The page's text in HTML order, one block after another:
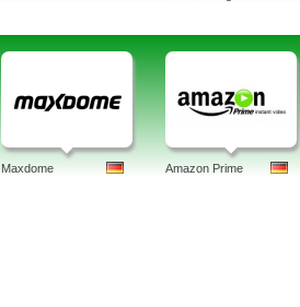
Maxdome Amazon Prime